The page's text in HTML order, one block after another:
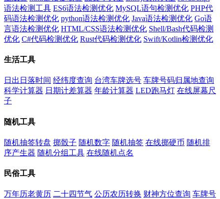
语法检测工具 ES6语法检测优化 MySQL语句检测优化 PHP代
码语法检测优化 python语法检测优化 Java语法检测优化 Go语
言语法检测优化 HTML/CSS语法检测优化 Shell/Bash代码检测
优化 C#代码检测优化 Rust代码检测优化 Swift/Kotlin检测优化
生活工具
日出日落时间 经纬度查询 台湾车牌选号 车牌号码归属地查询
科学计算器 日期计差算器 年龄计算器 LED跑马灯 在线屏幕尺
子
随机工具
随机抽签转盘 掷骰子 随机数字 随机抽签 在线掷硬币 随机排
序产生器 随机分组工具 在线随机点名
民俗工具
万年历老黄历 二十四节气 公历农历转换 财神方位查询 车牌号